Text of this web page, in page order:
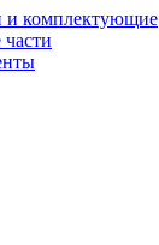
и комплектующие